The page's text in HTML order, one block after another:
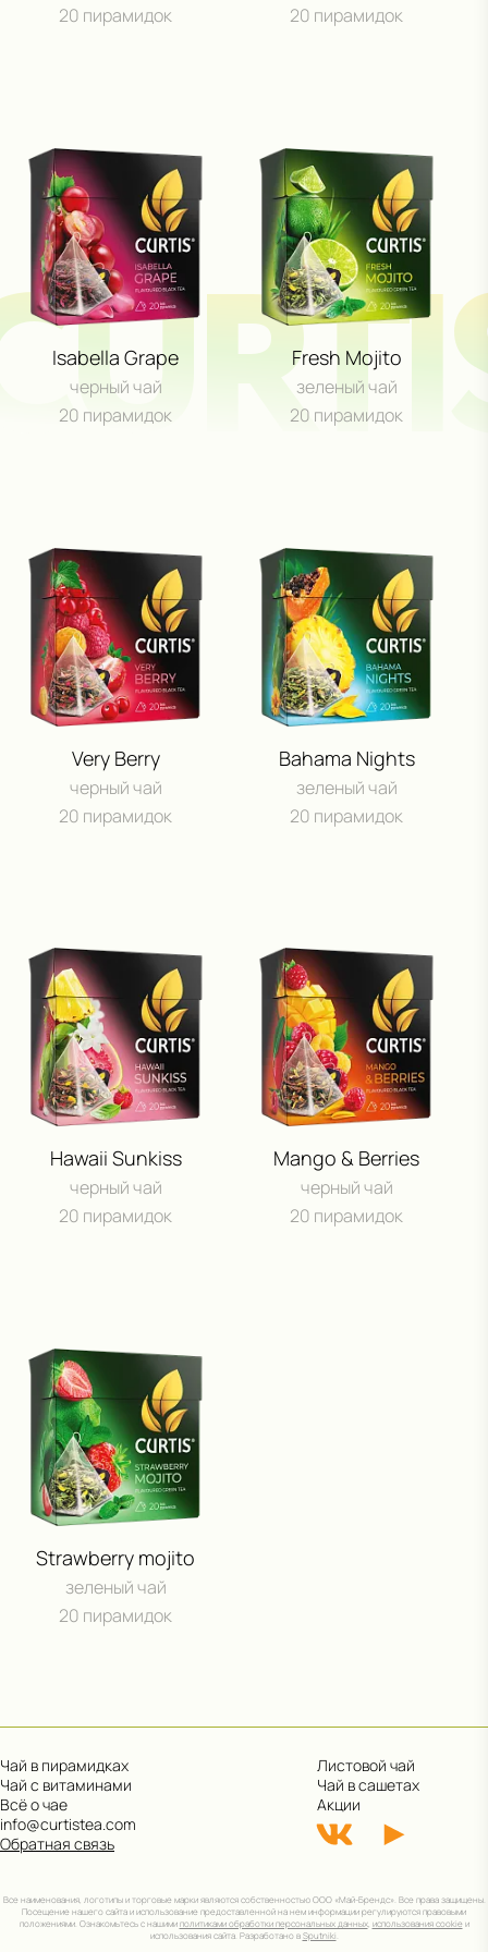
20 пирамидок
20 пирамидок
Isabella Grape
черный чай
20 пирамидок
Fresh Mojito
зеленый чай
20 пирамидок
Very Berry
черный чай
20 пирамидок
Bahama Nights
зеленый чай
20 пирамидок
Hawaii Sunkiss
черный чай
20 пирамидок
Mango & Berries
черный чай
20 пирамидок
Strawberry mojito
зеленый чай
20 пирамидок
Чай в пирамидках
Листовой чай
Чай с витаминами
Чай в сашетах
Всё о чае
Акции
Обратная связь
info@curtistea.com
Все наименования, логотипы и торговые марки являются собственностью ООО «Май-Брендс». Все права защищены.
Посещение нашего сайта и использование предоставленной на нем информации регулируются правовыми
положениями. Ознакомьтесь с нашимиполитиками обработки персональных данных, использования cookieи
использования сайта. Разработано вSputniki